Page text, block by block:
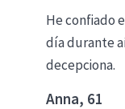
He confiado
día durante
decepciona.
Anna, 61